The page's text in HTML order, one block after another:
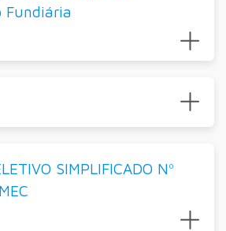
Fundiária
SIMPLIFICADO Nº